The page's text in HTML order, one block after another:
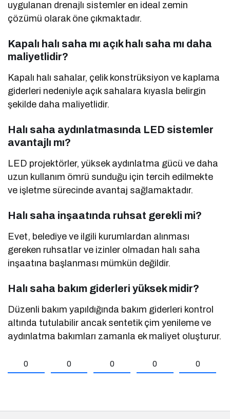
uygulanan drenajlı sistemler en ideal zemin
çözümü olarak öne çıkmaktadır.
Kapalı halı saha mı açık halı saha mı daha
maliyetlidir?
Kapalı halı sahalar, çelik konstrüksiyon ve kaplama
giderleri nedeniyle açık sahalara kıyasla belirgin
şekilde daha maliyetlidir.
Halı saha aydınlatmasında LED sistemler
avantajlı mı?
LED projektörler, yüksek aydınlatma gücü ve daha
uzun kullanım ömrü sunduğu için tercih edilmekte
ve işletme sürecinde avantaj sağlamaktadır.
Halı saha inşaatında ruhsat gerekli mi?
Evet, belediye ve ilgili kurumlardan alınması
gereken ruhsatlar ve izinler olmadan halı saha
inşaatına başlanması mümkün değildir.
Halı saha bakım giderleri yüksek midir?
Düzenli bakım yapıldığında bakım giderleri kontrol
altında tutulabilir ancak sentetik çim yenileme ve
aydınlatma bakımları zamanla ek maliyet oluşturur.
0 0 0 0 0